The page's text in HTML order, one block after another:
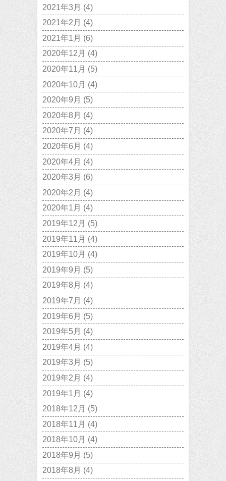
2021年3月 (4)
2021年2月 (4)
2021年1月 (6)
2020年12月 (4)
2020年11月 (5)
2020年10月 (4)
2020年9月 (5)
2020年8月 (4)
2020年7月 (4)
2020年6月 (4)
2020年4月 (4)
2020年3月 (6)
2020年2月 (4)
2020年1月 (4)
2019年12月 (5)
2019年11月 (4)
2019年10月 (4)
2019年9月 (5)
2019年8月 (4)
2019年7月 (4)
2019年6月 (5)
2019年5月 (4)
2019年4月 (4)
2019年3月 (5)
2019年2月 (4)
2019年1月 (4)
2018年12月 (5)
2018年11月 (4)
2018年10月 (4)
2018年9月 (5)
2018年8月 (4)